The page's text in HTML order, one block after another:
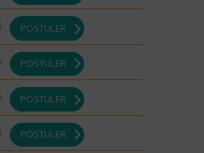
POSTULER
POSTULER
POSTULER
POSTULER